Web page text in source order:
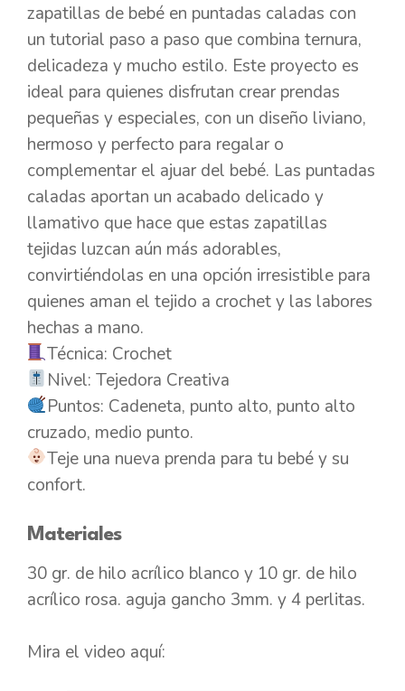
zapatillas de bebé en puntadas caladas con
un tutorial paso a paso que combina ternura,
delicadeza y mucho estilo. Este proyecto es
ideal para quienes disfrutan crear prendas
pequeñas y especiales, con un diseño liviano,
hermoso y perfecto para regalar o
complementar el ajuar del bebé. Las puntadas
caladas aportan un acabado delicado y
llamativo que hace que estas zapatillas
tejidas luzcan aún más adorables,
convirtiéndolas en una opción irresistible para
quienes aman el tejido a crochet y las labores
hechas a mano.
Técnica: Crochet
Nivel: Tejedora Creativa
Puntos: Cadeneta, punto alto, punto alto
cruzado, medio punto.
Teje una nueva prenda para tu bebé y su
confort.
Materiales
30 gr. de hilo acrílico blanco y 10 gr. de hilo
acrílico rosa. aguja gancho 3mm. y 4 perlitas.
Mira el video aquí: